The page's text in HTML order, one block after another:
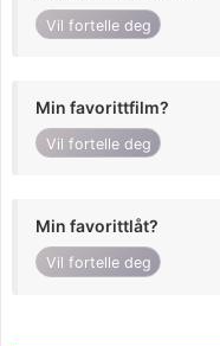
Vil fortelle deg
Min favorittfilm?
Vil fortelle deg
Min favorittlåt?
Vil fortelle deg